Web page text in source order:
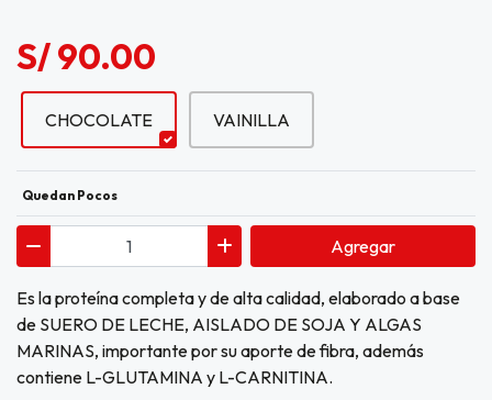
S/ 90.00
CHOCOLATE VAINILLA
Quedan Pocos
Agregar
Es la proteína completa y de alta calidad, elaborado a base
de SUERO DE LECHE, AISLADO DE SOJA Y ALGAS
MARINAS, importante por su aporte de fibra, además
contiene L-GLUTAMINA y L-CARNITINA.